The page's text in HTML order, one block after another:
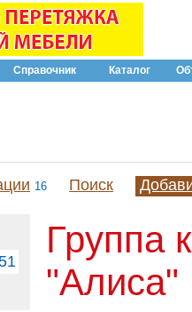
Справочник Каталог
16 Поиск
Группа
"Алиса"